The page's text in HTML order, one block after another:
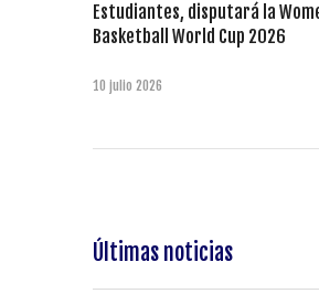
Estudiantes, disputará la
Basketball World Cup 2026
10 julio 2026
Últimas noticias